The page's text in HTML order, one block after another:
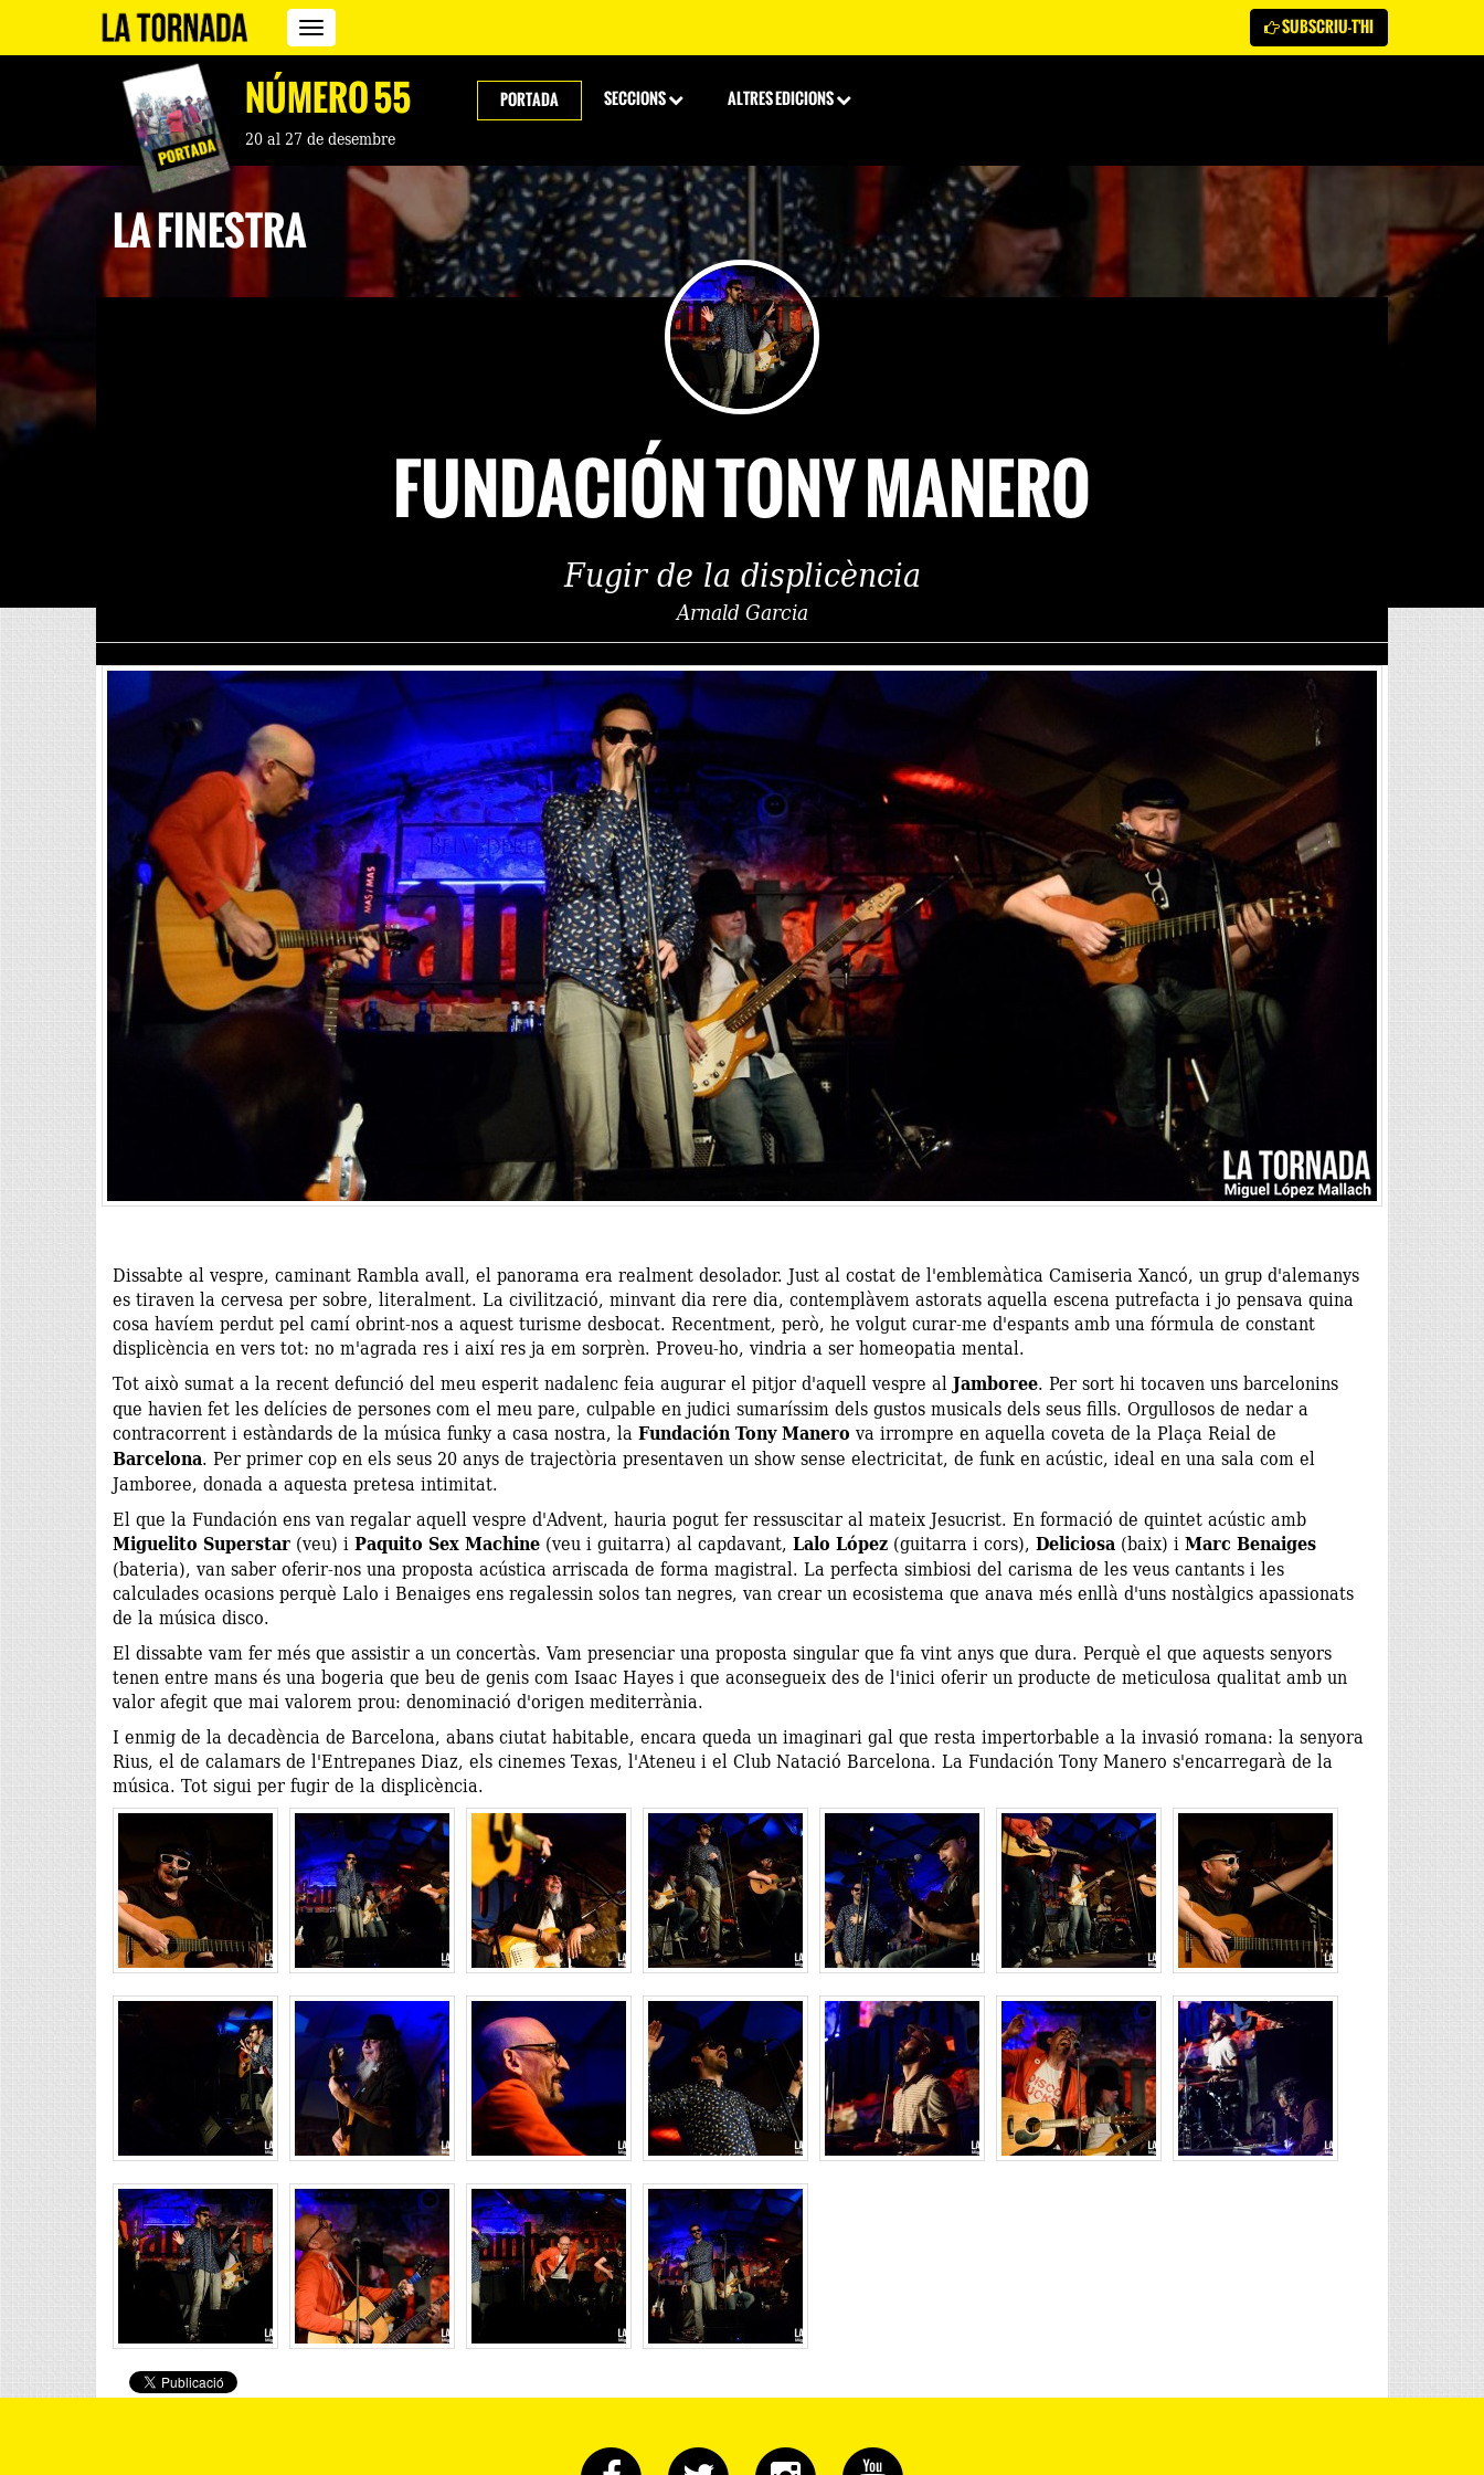
Revista
La
Tornada
SUBSCRIU-T'HI
NÚMERO 55
20 al 27 de desembre
PORTADA SECCIONS ALTRES EDICIONS
LA FINESTRA
FUNDACIÓN TONY MANERO
Fugir de la displicència
Arnald Garcia
Dissabte al vespre, caminant Rambla avall, el panorama era realment desolador. Just al costat de l'emblemàtica Camiseria Xancó, un grup d'alemanys
es tiraven la cervesa per sobre, literalment. La civilització, minvant dia rere dia, contemplàvem astorats aquella escena putrefacta i jo pensava quina
cosa havíem perdut pel camí obrint-nos a aquest turisme desbocat. Recentment, però, he volgut curar-me d'espants amb una fórmula de constant
displicència en vers tot: no m'agrada res i així res ja em sorprèn. Proveu-ho, vindria a ser homeopatia mental.
Tot això sumat a la recent defunció del meu esperit nadalenc feia augurar el pitjor d'aquell vespre alJamboree. Per sort hi tocaven uns barcelonins
que havien fet les delícies de persones com el meu pare, culpable en judici sumaríssim dels gustos musicals dels seus fills. Orgullosos de nedar a
contracorrent i estàndards de la música funky a casa nostra, laFundación Tony Manero va irrompre en aquella coveta de la Plaça Reial de
Barcelona. Per primer cop en els seus 20 anys de trajectòria presentaven un show sense electricitat, de funk en acústic, ideal en una sala com el
Jamboree, donada a aquesta pretesa intimitat.
El que la Fundación ens van regalar aquell vespre d'Advent, hauria pogut fer ressuscitar al mateix Jesucrist. En formació de quintet acústic amb
Miguelito Superstar (veu) iPaquito Sex Machine (veu i guitarra) al capdavant, Lalo López (guitarra i cors), Deliciosa (baix) iMarc Benaiges
(bateria), van saber oferir-nos una proposta acústica arriscada de forma magistral. La perfecta simbiosi del carisma de les veus cantants i les
calculades ocasions perquè Lalo i Benaiges ens regalessin solos tan negres, van crear un ecosistema que anava més enllà d'uns nostàlgics apassionats
de la música disco.
El dissabte vam fer més que assistir a un concertàs. Vam presenciar una proposta singular que fa vint anys que dura. Perquè el que aquests senyors
tenen entre mans és una bogeria que beu de genis com Isaac Hayes i que aconsegueix des de l'inici oferir un producte de meticulosa qualitat amb un
valor afegit que mai valorem prou: denominació d'origen mediterrània.
I enmig de la decadència de Barcelona, abans ciutat habitable, encara queda un imaginari gal que resta impertorbable a la invasió romana: la senyora
Rius, el de calamars de l'Entrepanes Diaz, els cinemes Texas, l'Ateneu i el Club Natació Barcelona. La Fundación Tony Manero s'encarregarà de la
música. Tot sigui per fugir de la displicència.